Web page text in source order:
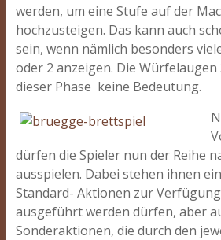
werden, um eine Stufe auf der
hochzusteigen. Das kann auch
sein, wenn nämlich besonders
oder 2 anzeigen. Die
dieser Phase keine Bedeutung.
dürfen die Spieler nun der Reihe
ausspielen. Dabei stehen ihnen
Standard- Aktionen zur
ausgeführt werden dürfen, aber
Sonderaktionen, die durch den